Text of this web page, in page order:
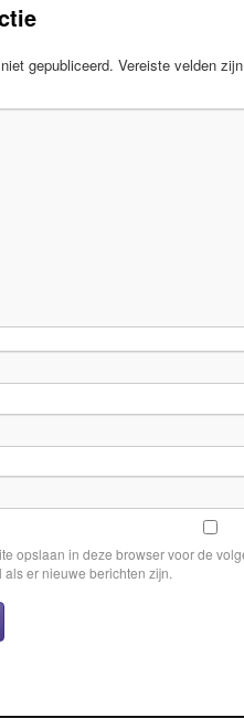
gepubliceerd. Vereiste velden
opslaan in deze browser voor de
als er nieuwe berichten zijn.